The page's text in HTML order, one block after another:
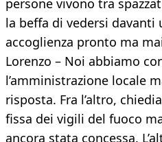
persone vivono tra
la beffa di vedersi davanti
accoglienza pronto ma
Lorenzo – Noi abbiamo
l’amministrazione locale
risposta. Fra l’altro,
fissa dei vigili del fuoco
ancora stata concessa.